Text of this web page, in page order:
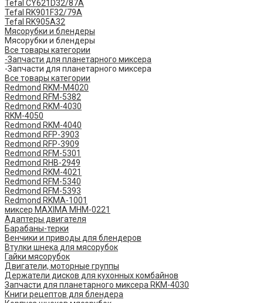
Tefal CY621D32/87A
Tefal RK901F32/79A
Tefal RK905A32
Мясорубки и блендеры
Мясорубки и блендеры
Все товары категории
-Запчасти для планетарного миксера
-Запчасти для планетарного миксера
Все товары категории
Redmond RKM-M4020
Redmond RFM-5382
Redmond RKM-4030
RKM-4050
Redmond RKM-4040
Redmond RFP-3903
Redmond RFP-3909
Redmond RFM-5301
Redmond RHB-2949
Redmond RKM-4021
Redmond RFM-5340
Redmond RFM-5393
Redmond RKMA-1001
миксер MAXIMA MHM-0221
Адаптеры двигателя
Барабаны-терки
Венчики и приводы для блендеров
Втулки шнека для мясорубок
Гайки мясорубок
Двигатели, моторные группы
Держатели дисков для кухонных комбайнов
Запчасти для планетарного миксера RKM-4030
Книги рецептов для блендера